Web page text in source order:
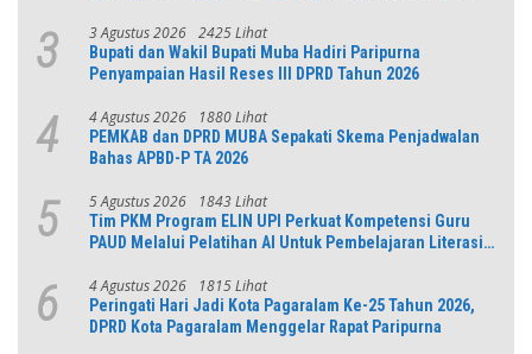
3 3 Agustus 2026 2425 Lihat
Bupati dan Wakil Bupati Muba Hadiri Paripurna
Penyampaian Hasil Reses III DPRD Tahun 2026
4 4 Agustus 2026 1880 Lihat
PEMKAB dan DPRD MUBA Sepakati Skema Penjadwalan
Bahas APBD-P TA 2026
5 5 Agustus 2026 1843 Lihat
Tim PKM Program ELIN UPI Perkuat Kompetensi Guru
PAUD Melalui Pelatihan AI Untuk Pembelajaran Literasi
6 4 Agustus 2026 1815 Lihat
Peringati Hari Jadi Kota Pagaralam Ke-25 Tahun 2026,
DPRD Kota Pagaralam Menggelar Rapat Paripurna